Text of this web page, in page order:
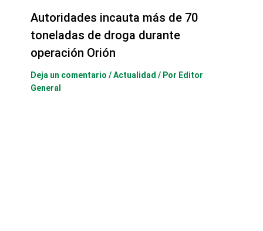
Autoridades incauta más de 70
toneladas de droga durante
operación Orión
Deja un comentario /Actualidad / Por Editor
General